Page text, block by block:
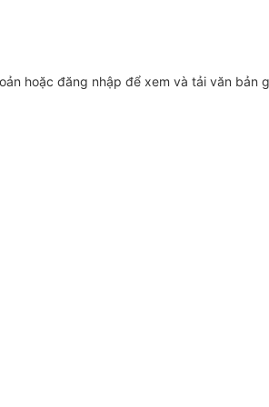
hoặc đăng nhập để xem và tải văn bản